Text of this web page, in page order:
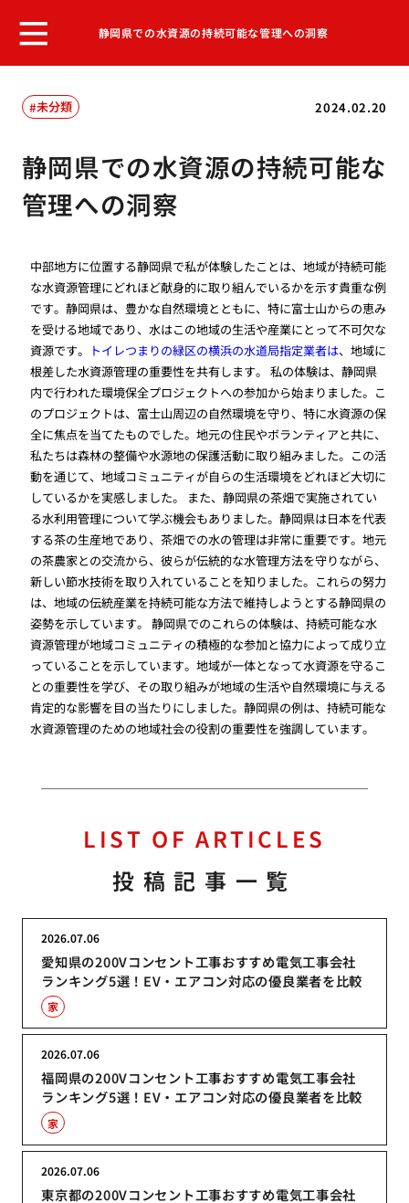
静岡県での水資源の持続可能な管理への洞察
2024.02.20
未分類
静岡県での水資源の持続可能な
管理への洞察
中部地方に位置する静岡県で私が体験したことは、地域が持続可能
な水資源管理にどれほど献身的に取り組んでいるかを示す貴重な例
です。静岡県は、豊かな自然環境とともに、特に富士山からの恵み
を受ける地域であり、水はこの地域の生活や産業にとって不可欠な
資源です。
トイレつまりの緑区の横浜の水道局指定業者は、地域に
根差した水資源管理の重要性を共有します。 私の体験は、静岡県
内で行われた環境保全プロジェクトへの参加から始まりました。こ
のプロジェクトは、富士山周辺の自然環境を守り、特に水資源の保
全に焦点を当てたものでした。地元の住民やボランティアと共に、
私たちは森林の整備や水源地の保護活動に取り組みました。この活
動を通じて、地域コミュニティが自らの生活環境をどれほど大切に
しているかを実感しました。 また、静岡県の茶畑で実施されてい
る水利用管理について学ぶ機会もありました。静岡県は日本を代表
する茶の生産地であり、茶畑での水の管理は非常に重要です。地元
の茶農家との交流から、彼らが伝統的な水管理方法を守りながら、
新しい節水技術を取り入れていることを知りました。これらの努力
は、地域の伝統産業を持続可能な方法で維持しようとする静岡県の
姿勢を示しています。 静岡県でのこれらの体験は、持続可能な水
資源管理が地域コミュニティの積極的な参加と協力によって成り立
っていることを示しています。地域が一体となって水資源を守るこ
との重要性を学び、その取り組みが地域の生活や自然環境に与える
肯定的な影響を目の当たりにしました。静岡県の例は、持続可能な
水資源管理のための地域社会の役割の重要性を強調しています。
LIST OF ARTICLES
投稿記事一覧
愛知県の200Vコンセント工事おすすめ電気工事会社
ランキング5選！EV・エアコン対応の優良業者を比較
2026.07.06
家
福岡県の200Vコンセント工事おすすめ電気工事会社
ランキング5選！EV・エアコン対応の優良業者を比較
2026.07.06
家
東京都の200Vコンセント工事おすすめ電気工事会社
2026.07.06